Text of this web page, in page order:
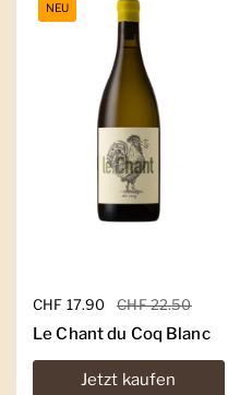
Regulärer Preis
CHF 17.90 Sale-Preis
CHF 22.50
Le Chant du Coq Blanc
Jetzt kaufen
NEU